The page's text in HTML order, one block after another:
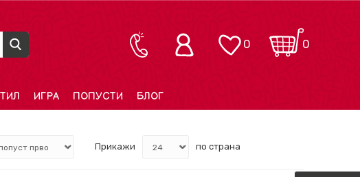
0
0
ИГРА ПОПУСТИ БЛОГ
Прикажи по страна